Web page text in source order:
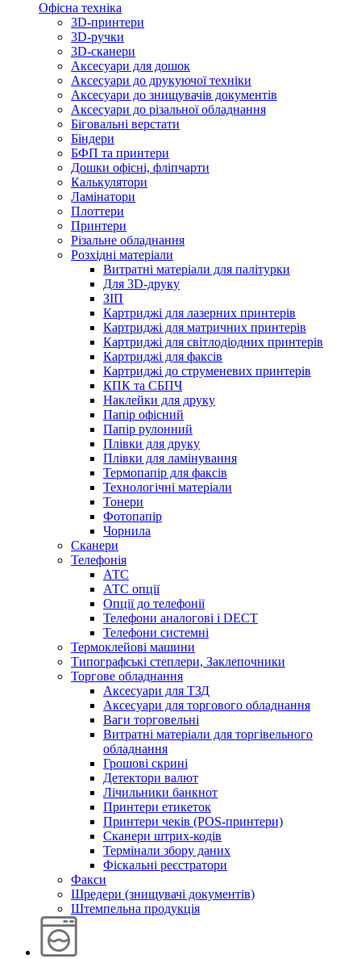
Офісна техніка
3D-принтери
3D-ручки
3D-сканери
Аксесуари для дошок
Аксесуари до друкуючої техніки
Аксесуари до знищувачів документів
Аксесуари до різальної обладнання
Біговальні верстати
Біндери
БФП та принтери
Дошки офісні, фліпчарти
Калькулятори
Ламінатори
Плоттери
Принтери
Різальне обладнання
Розхідні матеріали
Витратні матеріали для палітурки
Для 3D-друку
ЗІП
Картриджі для лазерних принтерів
Картриджі для матричних принтерів
Картриджі для світлодіодних принтерів
Картриджі для факсів
Картриджі до струменевих принтерів
КПК та СБПЧ
Наклейки для друку
Папір офісний
Папір рулонний
Плівки для друку
Плівки для ламінування
Термопапір для факсів
Технологічні матеріали
Тонери
Фотопапір
Чорнила
Сканери
Телефонія
АТС
АТС опції
Опції до телефонії
Телефони аналогові і DECT
Телефони системні
Термоклейові машини
Типографські степлери, Заклепочники
Торгове обладнання
Аксесуари для ТЗД
Аксесуари для торгового обладнання
Ваги торговельні
Витратні матеріали для торгівельного
обладнання
Грошові скрині
Детектори валют
Лічильники банкнот
Принтери етикеток
Принтери чеків (POS-принтери)
Сканери штрих-кодів
Термінали збору даних
Фіскальні реєстратори
Факси
Шредери (знищувачі документів)
Штемпельна продукція